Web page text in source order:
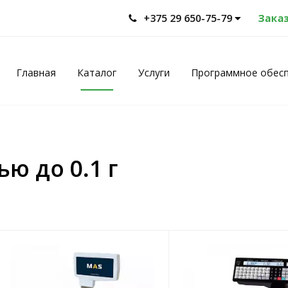
+375 29 650-75-79
Главная Каталог Услуги Программное
до 0.1 г